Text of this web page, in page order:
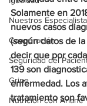
Nuestros
Cooperación
Seguridad del
Gripe
Nutrición con Ariane
Solamente en
nuevos casos
(según datos de
decir que por
139 son
enfermedad. Los
tratamiento son